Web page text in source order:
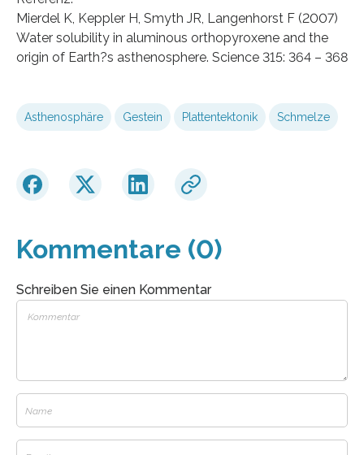
Mierdel K, Keppler H, Smyth JR, Langenhorst F (2007)
Water solubility in aluminous orthopyroxene and the
origin of Earth?s asthenosphere. Science 315: 364 – 368
Asthenosphäre Gestein Plattentektonik Schmelze
Kommentare (0)
Schreiben Sie einen Kommentar